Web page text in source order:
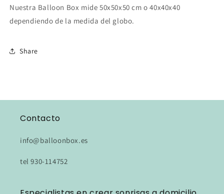
Nuestra Balloon Box mide 50x50x50 cm o 40x40x40
dependiendo de la medida del globo.
Share
Contacto
info@balloonbox.es
tel 930-114752